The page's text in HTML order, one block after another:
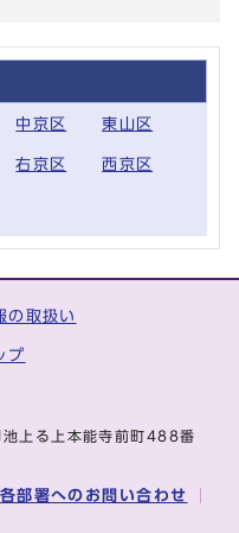
中京区 東山区
右京区 西京区
の取扱い
プ
上る上本能寺前町488番
各部署へのお問い合わせ